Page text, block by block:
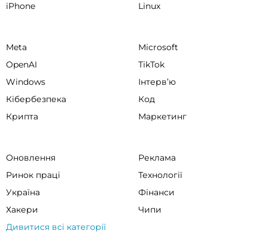
iPhone
Linux
Meta
Microsoft
OpenAI
TikTok
Windows
Інтервʼю
Кібербезпека
Код
Крипта
Маркетинг
Оновлення
Реклама
Ринок праці
Технології
Україна
Фінанси
Хакери
Чипи
Дивитися всі категорії